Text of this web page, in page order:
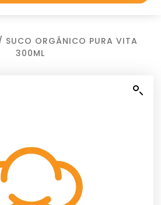
SUCO ORGÂNICO PURA VITA
300ML